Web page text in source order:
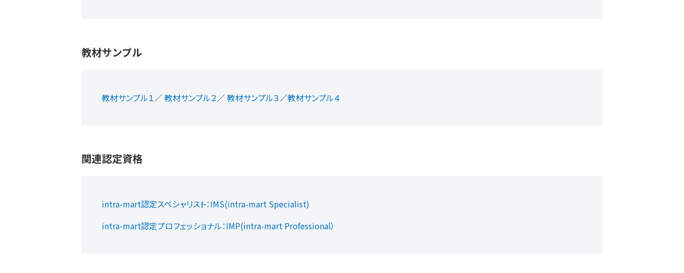
教材サンプル
教材サンプル１／教材サンプル２／教材サンプル３／教材サンプル４
関連認定資格
intra-mart認定スペシャリスト：IMS(intra-mart Specialist)
intra-mart認定プロフェッショナル：IMP(intra-mart Professional）